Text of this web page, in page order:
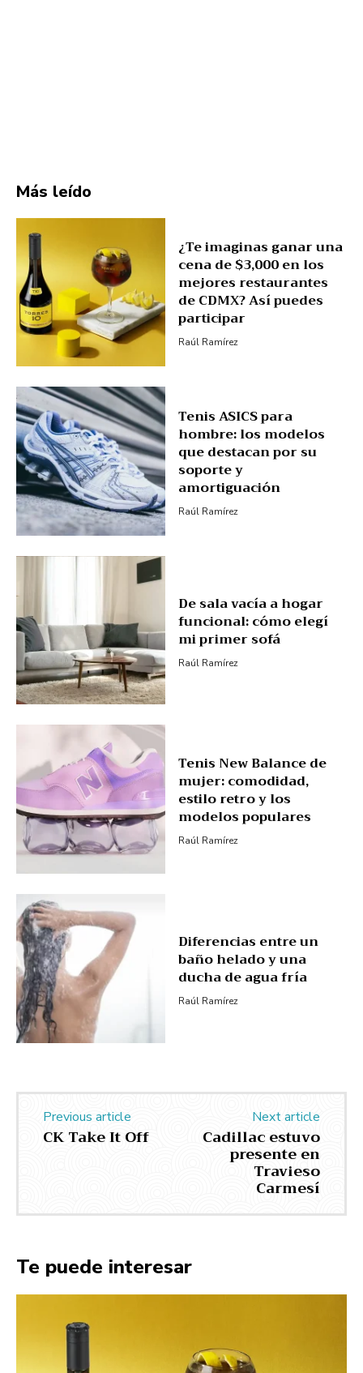
Más leído
¿Te imaginas ganar una
cena de $3,000 en los
mejores restaurantes
de CDMX? Así puedes
participar
Raúl Ramírez
Tenis ASICS para
hombre: los modelos
que destacan por su
soporte y
amortiguación
Raúl Ramírez
De sala vacía a hogar
funcional: cómo elegí
mi primer sofá
Raúl Ramírez
Tenis New Balance de
mujer: comodidad,
estilo retro y los
modelos populares
Raúl Ramírez
Diferencias entre un
baño helado y una
ducha de agua fría
Raúl Ramírez
Previous article
CK Take It Off
Next article
Cadillac estuvo
presente en
Travieso
Carmesí
Te puede interesar